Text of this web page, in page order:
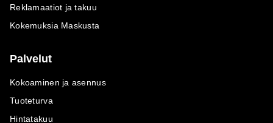
Reklamaatiot ja takuu
Kokemuksia Maskusta
Palvelut
Kokoaminen ja asennus
Tuoteturva
Hintatakuu